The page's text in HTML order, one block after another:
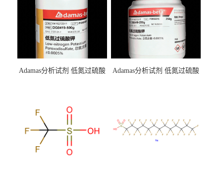
Adamas分析试剂 低氮过硫酸
（泰坦现货供应）
Adamas分析试剂 低氮过硫酸